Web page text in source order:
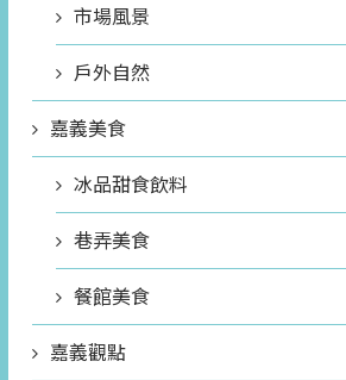
市場風景
戶外自然
嘉義美食
冰品甜食飲料
巷弄美食
餐館美食
嘉義觀點